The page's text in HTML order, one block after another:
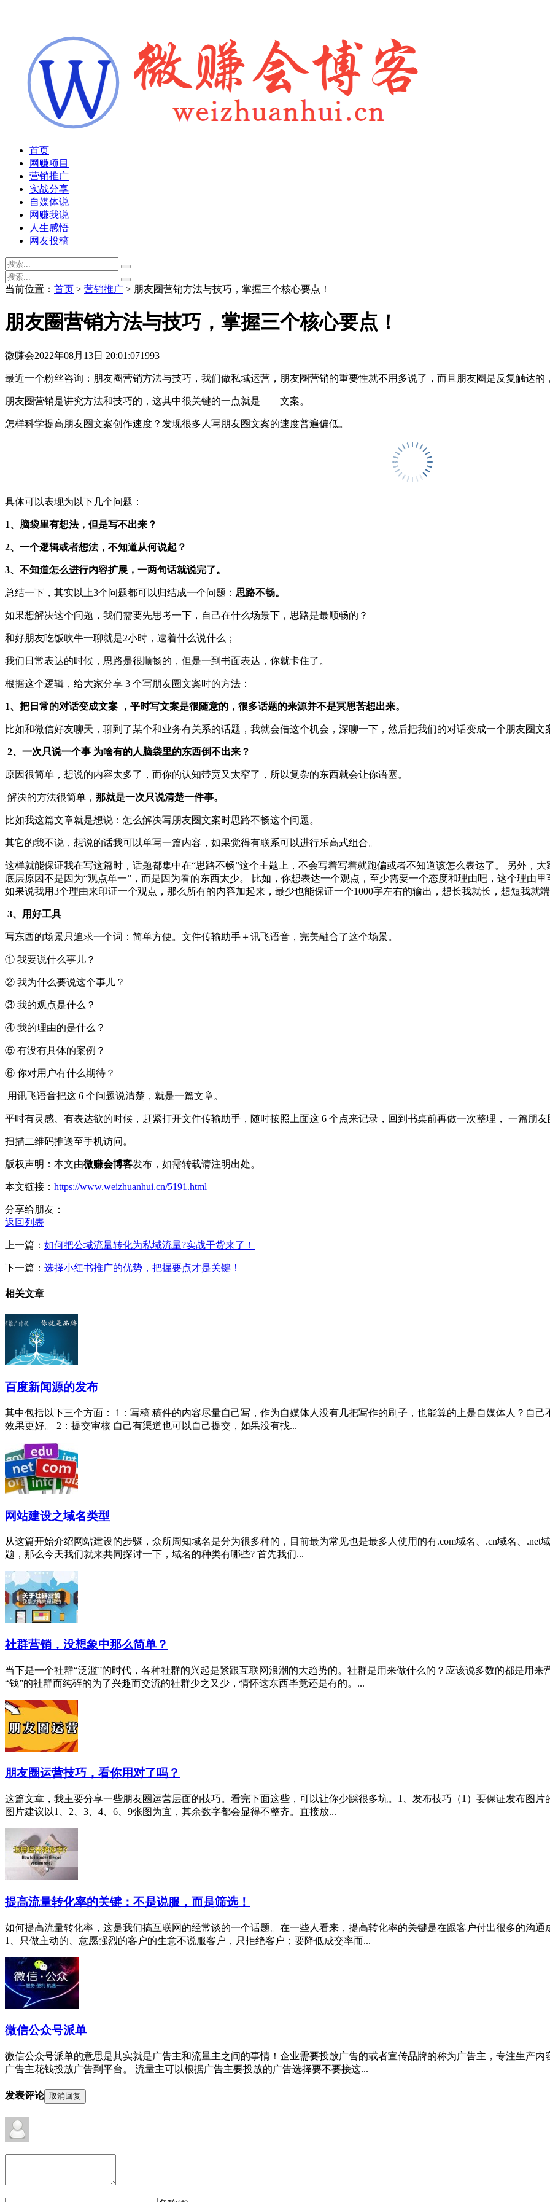
首页
网赚项目
营销推广
实战分享
自媒体说
网赚我说
人生感悟
网友投稿
当前位置： 首页 > 营销推广 > 朋友圈营销方法与技巧，掌握三个核心要点！
朋友圈营销方法与技巧，掌握三个核心要点！
微赚会2022年08月13日 20:01:071993
最近一个粉丝咨询：朋友圈营销方法与技巧，我们做私域运营，朋友圈营销的重要性就不用多说了，而且朋友圈是反复触达的
朋友圈营销是讲究方法和技巧的，这其中很关键的一点就是——文案。
怎样科学提高朋友圈文案创作速度？发现很多人写朋友圈文案的速度普遍偏低。
具体可以表现为以下几个问题：
1、脑袋里有想法，但是写不出来？
2、一个逻辑或者想法，不知道从何说起？
3、不知道怎么进行内容扩展，一两句话就说完了。
总结一下，其实以上3个问题都可以归结成一个问题： 思路不畅。
如果想解决这个问题，我们需要先思考一下，自己在什么场景下，思路是最顺畅的？
和好朋友吃饭吹牛一聊就是2小时，逮着什么说什么；
我们日常表达的时候，思路是很顺畅的，但是一到书面表达，你就卡住了。
根据这个逻辑，给大家分享 3 个写朋友圈文案时的方法：
1、把日常的对话变成文案 ，平时写文案是很随意的，很多话题的来源并不是冥思苦想出来。
比如和微信好友聊天，聊到了某个和业务有关系的话题，我就会借这个机会，深聊一下，然后把我们的对话变成一个朋友圈文
2、一次只说一个事 为啥有的人脑袋里的东西倒不出来？
原因很简单，想说的内容太多了，而你的认知带宽又太窄了，所以复杂的东西就会让你语塞。
解决的方法很简单， 那就是一次只说清楚一件事。
比如我这篇文章就是想说：怎么解决写朋友圈文案时思路不畅这个问题。
其它的我不说，想说的话我可以单写一篇内容，如果觉得有联系可以进行乐高式组合。
这样就能保证我在写这篇时，话题都集中在“思路不畅”这个主题上，不会写着写着就跑偏或者不知道该怎么表达了。 另外，
底层原因不是因为“观点单一”，而是因为看的东西太少。 比如，你想表达一个观点，至少需要一个态度和理由吧，这个理由
如果说我用3个理由来印证一个观点，那么所有的内容加起来，最少也能保证一个1000字左右的输出，想长我就长，想短我就
3、用好工具
写东西的场景只追求一个词：简单方便。文件传输助手＋讯飞语音，完美融合了这个场景。
① 我要说什么事儿？
② 我为什么要说这个事儿？
③ 我的观点是什么？
④ 我的理由的是什么？
⑤ 有没有具体的案例？
⑥ 你对用户有什么期待？
用讯飞语音把这 6 个问题说清楚，就是一篇文章。
平时有灵感、有表达欲的时候，赶紧打开文件传输助手，随时按照上面这 6 个点来记录，回到书桌前再做一次整理， 一篇朋
扫描二维码推送至手机访问。
版权声明：本文由微赚会博客发布，如需转载请注明出处。
本文链接： https://www.weizhuanhui.cn/5191.html
分享给朋友：
返回列表
上一篇： 如何把公域流量转化为私域流量?实战干货来了！
下一篇： 选择小红书推广的优势，把握要点才是关键！
相关文章
百度新闻源的发布
其中包括以下三个方面： 1：写稿 稿件的内容尽量自己写，作为自媒体人没有几把写作的刷子，也能算的上是自媒体人？自
效果更好。 2：提交审核 自己有渠道也可以自己提交，如果没有找...
网站建设之域名类型
从这篇开始介绍网站建设的步骤，众所周知域名是分为很多种的，目前最为常见也是最多人使用的有.com域名、.cn域名、
题，那么今天我们就来共同探讨一下，域名的种类有哪些? 首先我们...
社群营销，没想象中那么简单？
当下是一个社群“泛滥”的时代，各种社群的兴起是紧跟互联网浪潮的大趋势的。社群是用来做什么的？应该说多数的都是用
“钱”的社群而纯碎的为了兴趣而交流的社群少之又少，情怀这东西毕竟还是有的。...
朋友圈运营技巧，看你用对了吗？
这篇文章，我主要分享一些朋友圈运营层面的技巧。看完下面这些，可以让你少踩很多坑。1、发布技巧（1）要保证发布图
图片建议以1、2、3、4、6、9张图为宜，其余数字都会显得不整齐。直接放...
提高流量转化率的关键：不是说服，而是筛选！
如何提高流量转化率，这是我们搞互联网的经常谈的一个话题。在一些人看来，提高转化率的关键是在跟客户付出很多的沟
1、只做主动的、意愿强烈的客户的生意不说服客户，只拒绝客户；要降低成交率而...
微信公众号派单
微信公众号派单的意思是其实就是广告主和流量主之间的事情！企业需要投放广告的或者宣传品牌的称为广告主，专注生产
广告主花钱投放广告到平台。 流量主可以根据广告主要投放的广告选择要不要接这...
发表评论 取消回复